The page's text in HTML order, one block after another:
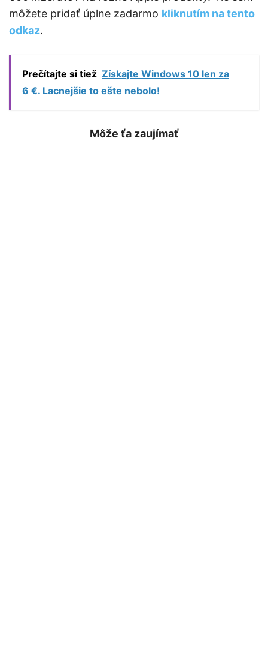
môžete pridať úplne zadarmo kliknutím na tento
odkaz.
Prečítajte si tiež Získajte Windows 10 len za
6 €. Lacnejšie to ešte nebolo!
Môže ťa zaujímať